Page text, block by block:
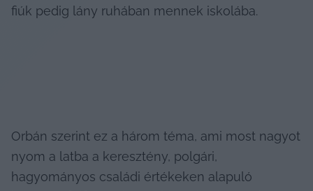
fiúk pedig lány ruhában mennek iskolába.
Orbán szerint ez a három téma, ami most nagyot
nyom a latba a keresztény, polgári,
hagyományos családi értékeken alapuló